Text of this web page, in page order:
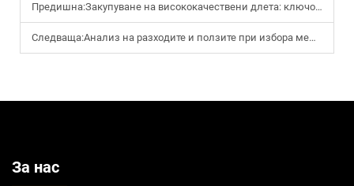
Предишна:Закупуване на висококачествени длета: ключови показатели за мениджърите на складовия запас в търговски обекти за строителни материали
Следваща:Анализ на разходите и ползите при избора между безжични и кабелни електрически триони за изпълнители
За нас